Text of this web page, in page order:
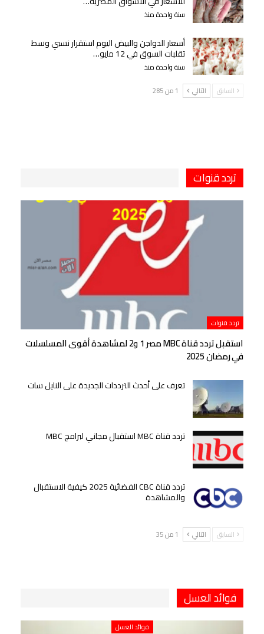
سنة واحدة منذ
أسعار الدواجن والبيض اليوم استقرار نسبي وسط
تقلبات السوق في 12 مايو…
سنة واحدة منذ
السابق التالي 1 من 285
تردد قنوات
تردد قنوات
استقبل تردد قناة MBC مصر 1 و2 لمشاهدة أقوى المسلسلات
في رمضان 2025
تعرف على أحدث الترددات الجديدة على النايل سات
تردد قناة MBC استقبال مجاني لبرامج MBC
تردد قناة CBC الفضائية 2025 كيفية الاستقبال
والمشاهدة
السابق التالي 1 من 35
فوائد العسل
فوائد العسل